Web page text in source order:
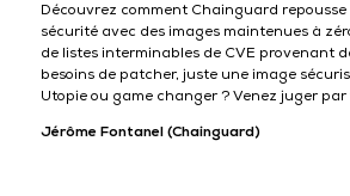
Découvrez comment Chainguard repousse
sécurité avec des images maintenues à
de listes interminables de CVE provenant
besoins de patcher, juste une image
Utopie ou game changer ? Venez juger par
Jérôme Fontanel (Chainguard)